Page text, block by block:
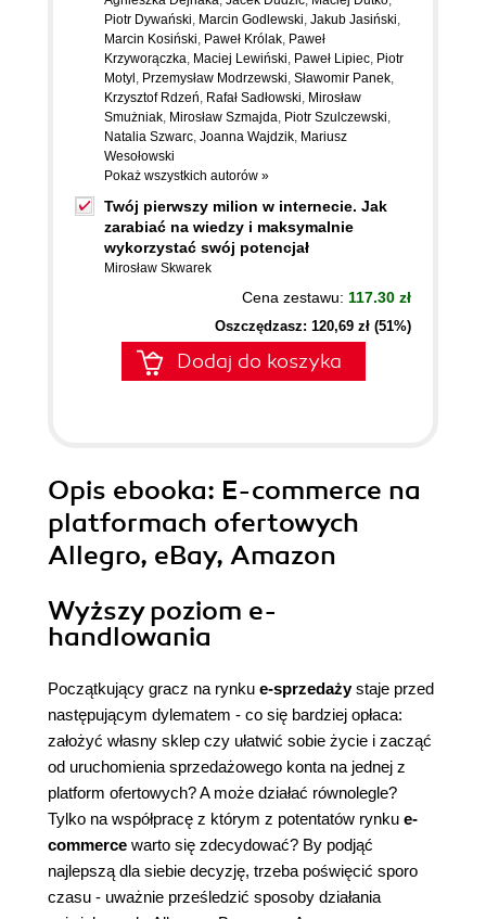
Piotr Dywański, Marcin Godlewski, Jakub Jasiński,
Marcin Kosiński, Paweł Królak, Paweł
Krzyworączka, Maciej Lewiński, Paweł Lipiec, Piotr
Motyl , Przemysław Modrzewski, Sławomir Panek,
Krzysztof Rdzeń, Rafał Sadłowski, Mirosław
Smużniak, Mirosław Szmajda, Piotr Szulczewski,
Natalia Szwarc, Joanna Wajdzik, Mariusz
Wesołowski
Pokaż wszystkich autorów »
Twój pierwszy milion w internecie. Jak
zarabiać na wiedzy i maksymalnie
wykorzystać swój potencjał
Mirosław Skwarek
Cena zestawu: 117.30 zł
Oszczędzasz: 120,69 zł (51%)
Dodaj do koszyka
Opis ebooka: E-commerce na
platformach ofertowych
Allegro, eBay, Amazon
Wyższy poziom e-
handlowania
Początkujący gracz na rynku e-sprzedażystaje przed
następującym dylematem - co się bardziej opłaca:
założyć własny sklep czy ułatwić sobie życie i zacząć
od uruchomienia sprzedażowego konta na jednej z
platform ofertowych? A może działać równolegle?
Tylko na współpracę z którym z potentatów rynku e-
commerce warto się zdecydować? By podjąć
najlepszą dla siebie decyzję, trzeba poświęcić sporo
czasu - uważnie prześledzić sposoby działania